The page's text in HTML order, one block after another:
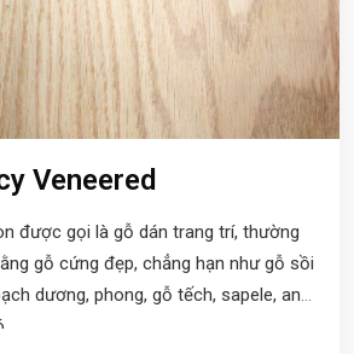
Veneered
được gọi là gỗ dán trang trí, thường
gỗ cứng đẹp, chẳng hạn như gỗ sồi
dương, phong, gỗ tếch, sapele, anh